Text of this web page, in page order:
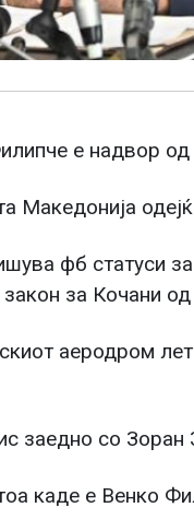
е надвор
Македонија
фб статуси
за Кочани од
аеродром
заедно со Зоран
каде е Венко